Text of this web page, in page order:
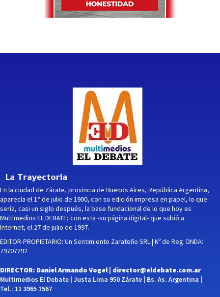
La Trayectoria
En la ciudad de Zárate, provincia de Buenos Aires, República Argentina,
aparecía el 1° de julio de 1900, con su edición impresa en papel, lo que
sería, casi un siglo después, la base fundacional de lo que hoy es
Multimedios EL DEBATE; con esta -su página digital- que subió a
Internet, el 27 de julio de 1997.
EDITOR-PROPIETARIO: Un Sentimiento Zarateño SRL | Nº de Reg. DNDA:
79707292
DIRECTOR: Daniel Armando Vogel | director@eldebate.com.ar
Multimedios El Debate | Justa Lima 950 Zárate | Bs. As. Argentina |
Tel.: 11 3965 1567